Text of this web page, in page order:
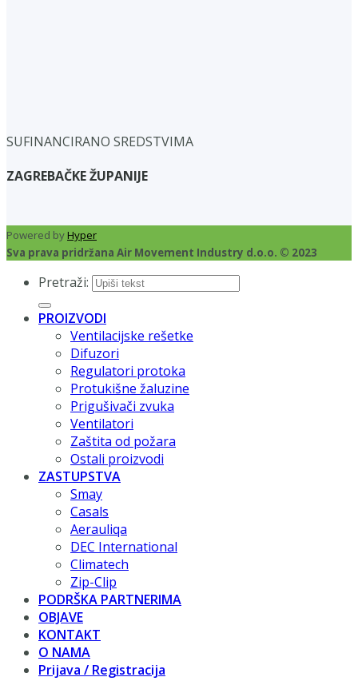
SUFINANCIRANO SREDSTVIMA
ZAGREBAČKE ŽUPANIJE
Powered byHyper
Sva prava pridržana Air Movement Industry d.o.o. © 2023
Pretraži:
PROIZVODI
Ventilacijske rešetke
Difuzori
Regulatori protoka
Protukišne žaluzine
Prigušivači zvuka
Ventilatori
Zaštita od požara
Ostali proizvodi
ZASTUPSTVA
Smay
Casals
Aerauliqa
DEC International
Climatech
Zip-Clip
PODRŠKA PARTNERIMA
OBJAVE
KONTAKT
O NAMA
Prijava / Registracija